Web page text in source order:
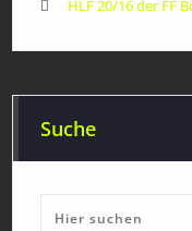
HLF 20/16 der FF
Suche